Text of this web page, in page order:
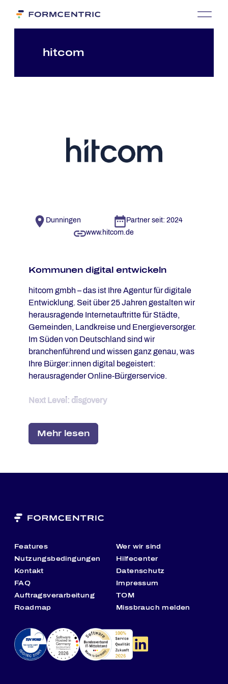
hit­com
Dunningen
Partner seit: 2024
www.hitcom.de
Kom­mu­nen di­gi­tal ent­wi­ckeln
hitcom gmbh – das ist Ihre Agentur für digitale
Entwicklung. Seit über 25 Jahren gestalten wir
herausragende Internetauftritte für Städte,
Gemeinden, Landkreise und Energieversorger.
Im Süden von Deutschland sind wir
branchenführend und wissen ganz genau, was
Ihre Bürger:innen digital begeistert:
herausragender Online-Bürgerservice.
Next Level: disgovery
der Zukunft und bringen Sie Ihre Stadt,
Gemeinde oder Landkreis auf das nächste
Experience (UX) und Künstliche Intelligenz
disgovery fokussiert auf Zielgruppe, Usability
Internetseite der Zukunft:
integriert Inhalte verschiedenster Anbieter
bringt alle Besucher:innen schnellstmöglich
ans Ziel
Mehr als 2,5 Millionen Bürger:innen vertrauen
bereits heute auf die serviceorientierten
Mehr lesen
Features
Wer wir sind
Nutzungsbedingungen
Hilfecenter
Kontakt
Datenschutz
FAQ
Impressum
Auftragsverarbeitung
TOM
Roadmap
Missbrauch melden